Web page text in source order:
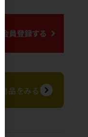
商品をみる